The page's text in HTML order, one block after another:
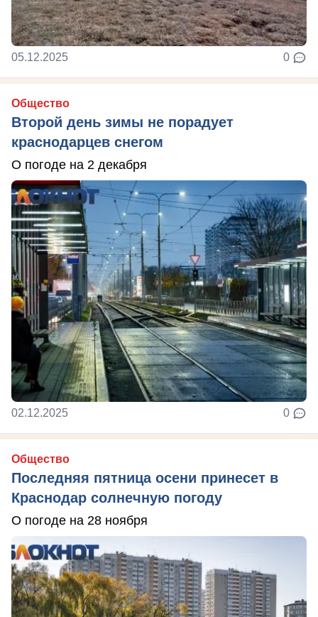
05.12.2025 0
Общество
Второй день зимы не порадует
краснодарцев снегом
О погоде на 2 декабря
02.12.2025 0
Общество
Последняя пятница осени принесет в
Краснодар солнечную погоду
О погоде на 28 ноября